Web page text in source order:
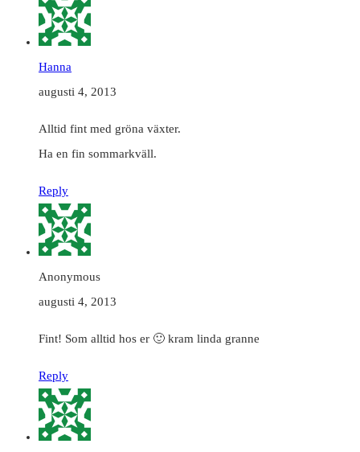
Hanna
augusti 4, 2013
Alltid fint med gröna växter.
Ha en fin sommarkväll.
Reply
Anonymous
augusti 4, 2013
Fint! Som alltid hos er 🙂 kram linda granne
Reply